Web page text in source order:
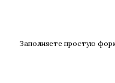
Заполняете простую